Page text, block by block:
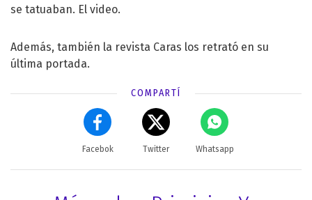
se tatuaban. El video.
Además, también la revista Caras los retrató en su
última portada.
COMPARTÍ
Facebok Twitter Whatsapp